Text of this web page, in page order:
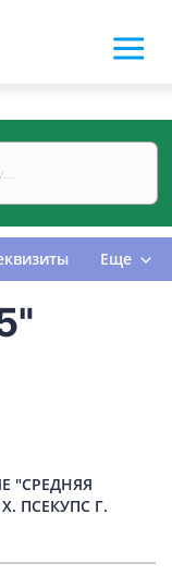
Еще
"СРЕДНЯЯ
ПСЕКУПС Г.